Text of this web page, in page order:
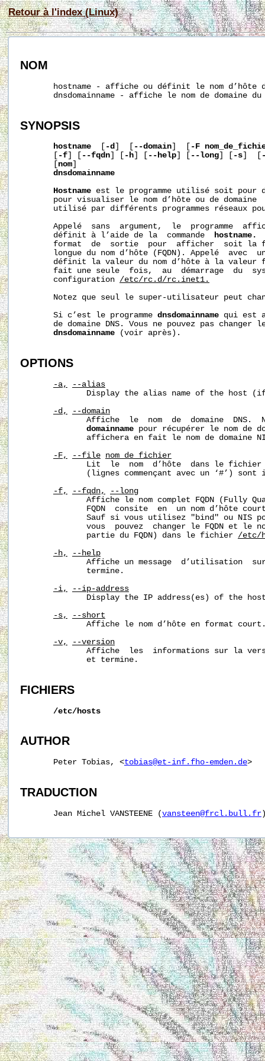
Retour à l'index (Linux)
NOM
hostname - affiche ou définit le nom d’hôte
dnsdomainname - affiche le nom de domaine du
SYNOPSIS
hostname -d --domain -F
-f --fqdn -h --help --long -s
nom
dnsdomainname
Hostname est le programme utilisé soit pour
pour visualiser le nom d’hôte ou de domaine
utilisé par différents programmes réseaux
Appelé  sans  argument,  le  programme
       définit à l’aide de la  commande
hostname.
format  de  sortie  pour  afficher  soit la
longue du nom d’hôte (FQDN). Appelé  avec
définit la valeur du nom d’hôte à la valeur
fait une seule  fois,  au  démarrage  du
       configuration
/etc/rc.d/rc.inet1.
Notez que seul le super-utilisateur peut
       Si c’est le programme
dnsdomainname qui est
de domaine DNS. Vous ne pouvez pas changer
dnsdomainname (voir après).
OPTIONS
-a,
--alias
Display the alias name of the host
-d,
--domain
Affiche  le  nom  de  domaine  DNS.
domainname pour récupérer le nom de
affichera en fait le nom de domaine
-F,
--file nom_de_fichier
Lit  le  nom  d’hôte  dans le
(lignes commençant avec un ‘#’) sont
-f,
--fqdn,
--long
Affiche le nom complet FQDN (Fully
FQDN  consite  en  un nom d’hôte
Sauf si vous utilisez "bind" ou NIS
vous  pouvez  changer le FQDN et le
              partie du FQDN) dans le fichier
/etc/
-h,
--help
Affiche un message  d’utilisation
              termine.
-i,
--ip-address
Display the IP address(es) of the
-s,
--short
Affiche le nom d’hôte en format
-v,
--version
Affiche  les  informations sur la
              et termine.
FICHIERS
/etc/hosts
AUTHOR
       Peter Tobias, <
tobias@et-inf.fho-emden.de>
TRADUCTION
       Jean Michel VANSTEENE (
vansteen@frcl.bull.fr